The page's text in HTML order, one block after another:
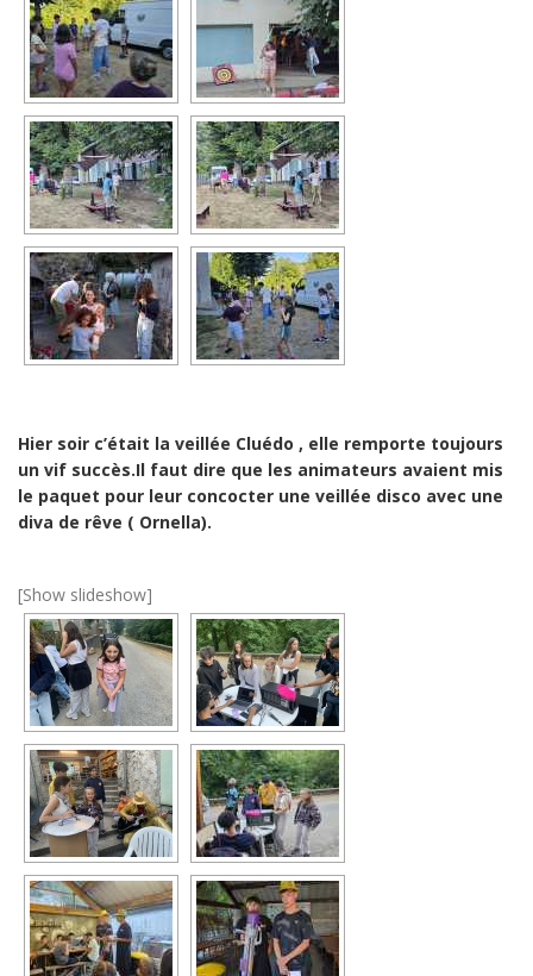
Hier soir c’était la veillée Cluédo , elle remporte toujours
un vif succès.Il faut dire que les animateurs avaient mis
le paquet pour leur concocter une veillée disco avec une
diva de rêve ( Ornella).
[Show slideshow]